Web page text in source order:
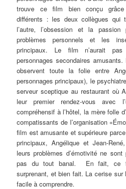
trouve ce film bien conçu grâce
différents : les deux collègues qui
l’autre, l’obsession et la
problèmes personnels et les
principaux. Le film n’aurait
personnages secondaires
observent toute la folie entre
personnages principaux), le
serveur sceptique au restaurant où
leur premier rendez-vous avec
compréhensif à l’hôtel, la mère folle
compatissants de l’organisation
film est amusante et supérieure
principaux, Angélique et Jean-
leurs problèmes d’émotivité ne
pas du tout banal. En fait, ce
surprenant, et bien fait. La cerise
facile à comprendre.